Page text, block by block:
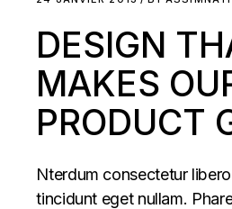
DESIGN
MAKES
PRODUCT
Nterdum consectetur
tincidunt eget nullam.